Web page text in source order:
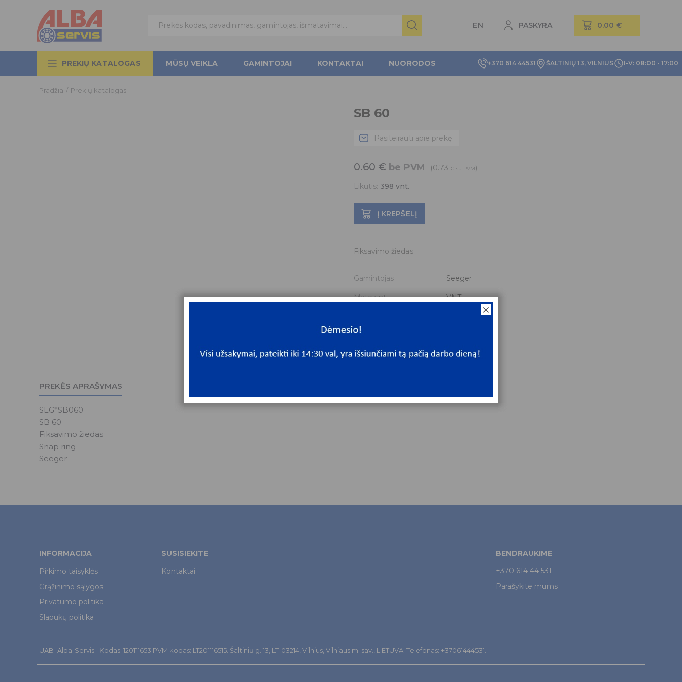
EN PASKYRA
+370 614 44531 ŠALTINIŲ 13, VILNIUS I-V: 08:00 - 17:00
PREKIŲ KATALOGAS MŪSŲ VEIKLA GAMINTOJAI KONTAKTAI NUORODOS
Pradžia / Prekių katalogas
SB 60
Pasiteirauti apie prekę
0.60 € be PVM (0.73 € su PVM)
Likutis: 398 vnt.
Į KREPŠELĮ
Fiksavimo žiedas
Gamintojas Seeger
Mato vnt. VNT
Mato vnt
PREKĖS APRAŠYMAS
SEG*SB060
SB 60
Fiksavimo žiedas
Snap ring
Seeger
INFORMACIJA
Pirkimo taisyklės
Grąžinimo sąlygos
Privatumo politika
Slapukų politika
SUSISIEKITE
Kontaktai
BENDRAUKIME
+370 614 44 531
Parašykite mums
UAB "Alba-Servis". Kodas: 120111653 PVM kodas: LT201116515. Šaltinių g. 13, LT-03214, Vilnius, Vilniaus m. sav., LIETUVA. Telefonas: +37061444531.